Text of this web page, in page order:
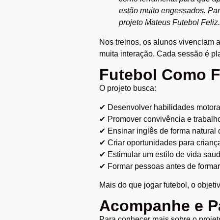
estão muito engessados.
projeto Mateus Futebol
Nos treinos, os alunos vivenciam
muita interação. Cada sessão é
Futebol Como
O projeto busca:
✔ Desenvolver habilidades
✔ Promover convivência e
✔ Ensinar inglês de forma natural
✔ Criar oportunidades para
✔ Estimular um estilo de vida
✔ Formar pessoas antes de
Mais do que jogar futebol, o
Acompanhe e